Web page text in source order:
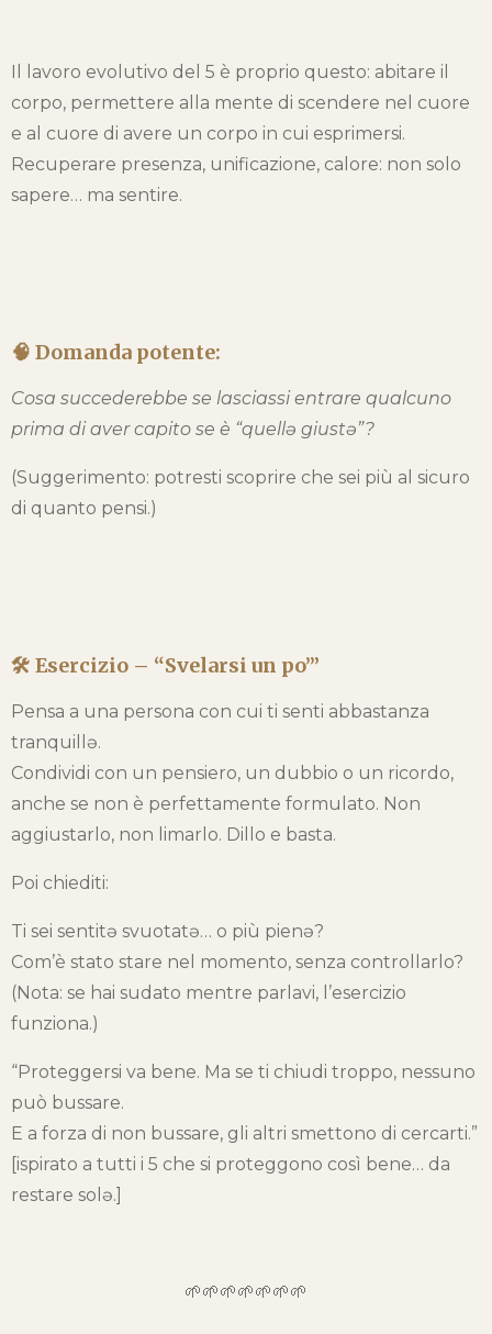
Il lavoro evolutivo del 5 è proprio questo: abitare il
corpo, permettere alla mente di scendere nel cuore
e al cuore di avere un corpo in cui esprimersi.
Recuperare presenza, unificazione, calore: non solo
sapere… ma sentire.
🧠 Domanda potente:
Cosa succederebbe se lasciassi entrare qualcuno
prima di aver capito se è “quellə giustə”?
(Suggerimento: potresti scoprire che sei più al sicuro
di quanto pensi.)
🛠️ Esercizio – “Svelarsi un po’”
Pensa a una persona con cui ti senti abbastanza
tranquillə.
Condividi con un pensiero, un dubbio o un ricordo,
anche se non è perfettamente formulato. Non
aggiustarlo, non limarlo. Dillo e basta.
Poi chiediti:
Ti sei sentitə svuotatə… o più pienə?
Com’è stato stare nel momento, senza controllarlo?
(Nota: se hai sudato mentre parlavi, l’esercizio
funziona.)
“Proteggersi va bene. Ma se ti chiudi troppo, nessuno
può bussare.
E a forza di non bussare, gli altri smettono di cercarti.”
[ispirato a tutti i 5 che si proteggono così bene… da
restare solə.]
🌱🌱🌱🌱🌱🌱🌱